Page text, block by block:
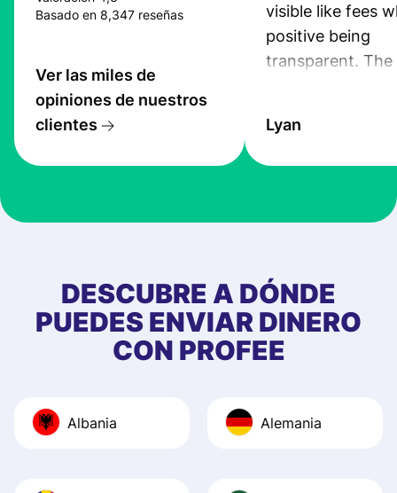
Basado en 8,347 reseñas
Ver las miles de
opiniones de nuestros
clientes
visible like fees
positive being
transparent. The
the exchange
at Profee is very
first started
app, and they
quick to provide
and helpful
Recommend it!
Lyan
DESCUBRE A DÓNDE
PUEDES ENVIAR DINERO
CON PROFEE
Albania Alemania